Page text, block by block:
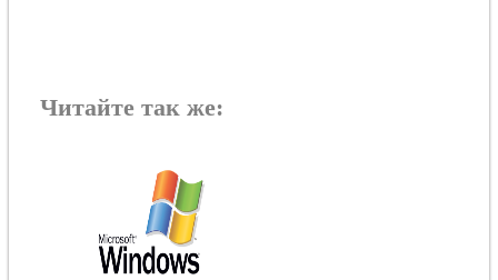
Читайте так же: